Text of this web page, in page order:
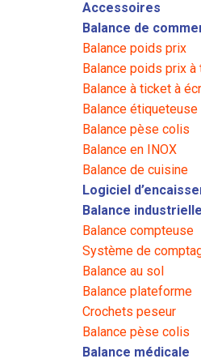
Accessoires
Balance de
Balance poids prix
Balance poids prix à
Balance à ticket à
Balance étiqueteuse
Balance pèse colis
Balance en INOX
Balance de cuisine
Logiciel
Balance industrielle
Balance compteuse
Système de
Balance au sol
Balance plateforme
Crochets peseur
Balance pèse colis
Balance médicale